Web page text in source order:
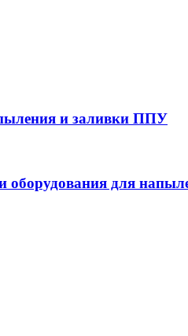
и заливки ППУ
оборудования для